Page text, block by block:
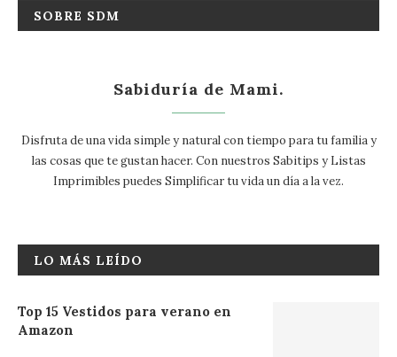
SOBRE SDM
Sabiduría de Mami.
Disfruta de una vida simple y natural con tiempo para tu familia y
las cosas que te gustan hacer. Con nuestros Sabitips y Listas
Imprimibles puedes Simplificar tu vida un día a la vez.
LO MÁS LEÍDO
Top 15 Vestidos para verano en
Amazon